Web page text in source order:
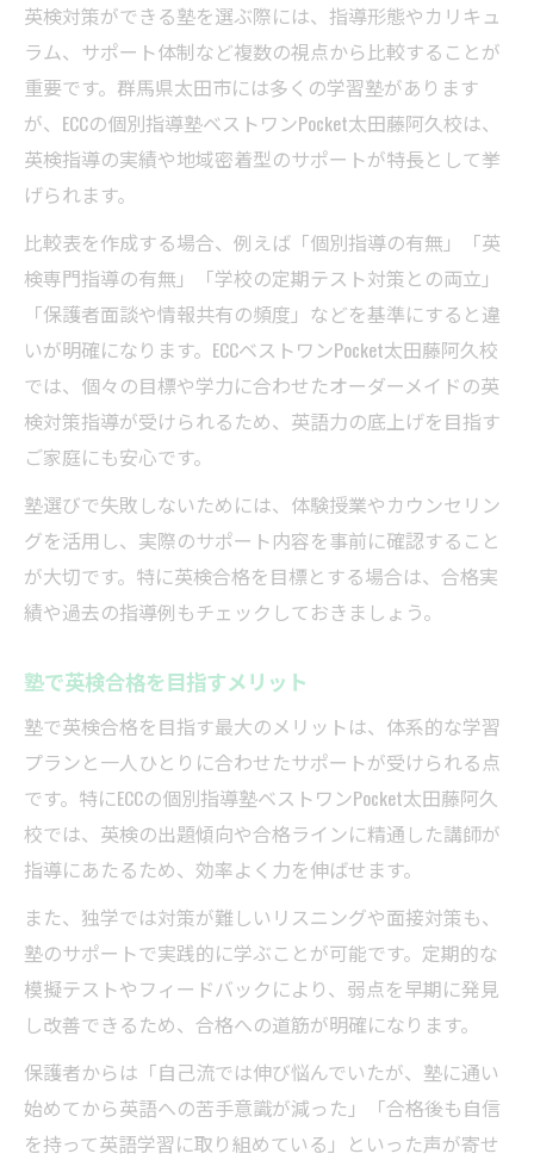
英検対策ができる塾を選ぶ際には、指導形態やカリキュ
ラム、サポート体制など複数の視点から比較することが
重要です。群馬県太田市には多くの学習塾があります
が、ECCの個別指導塾ベストワンPocket太田藤阿久校は、
英検指導の実績や地域密着型のサポートが特長として挙
げられます。
比較表を作成する場合、例えば「個別指導の有無」「英
検専門指導の有無」「学校の定期テスト対策との両立」
「保護者面談や情報共有の頻度」などを基準にすると違
いが明確になります。ECCベストワンPocket太田藤阿久校
では、個々の目標や学力に合わせたオーダーメイドの英
検対策指導が受けられるため、英語力の底上げを目指す
ご家庭にも安心です。
塾選びで失敗しないためには、体験授業やカウンセリン
グを活用し、実際のサポート内容を事前に確認すること
が大切です。特に英検合格を目標とする場合は、合格実
績や過去の指導例もチェックしておきましょう。
塾で英検合格を目指すメリット
塾で英検合格を目指す最大のメリットは、体系的な学習
プランと一人ひとりに合わせたサポートが受けられる点
です。特にECCの個別指導塾ベストワンPocket太田藤阿久
校では、英検の出題傾向や合格ラインに精通した講師が
指導にあたるため、効率よく力を伸ばせます。
また、独学では対策が難しいリスニングや面接対策も、
塾のサポートで実践的に学ぶことが可能です。定期的な
模擬テストやフィードバックにより、弱点を早期に発見
し改善できるため、合格への道筋が明確になります。
保護者からは「自己流では伸び悩んでいたが、塾に通い
始めてから英語への苦手意識が減った」「合格後も自信
を持って英語学習に取り組めている」といった声が寄せ